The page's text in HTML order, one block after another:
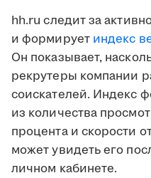
hh.ru следит за
и формирует индекс
Он показывает,
рекрутеры компании
соискателей. Индекс
из количества
процента и скорости
может увидеть его
личном кабинете.